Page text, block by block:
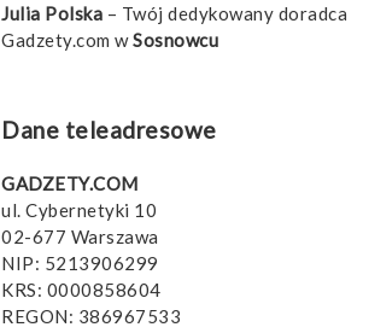
Julia Polska – Twój dedykowany doradca
Gadzety.com wSosnowcu
Dane teleadresowe
GADZETY.COM
ul. Cybernetyki 10
02-677 Warszawa
NIP: 5213906299
KRS: 0000858604
REGON: 386967533